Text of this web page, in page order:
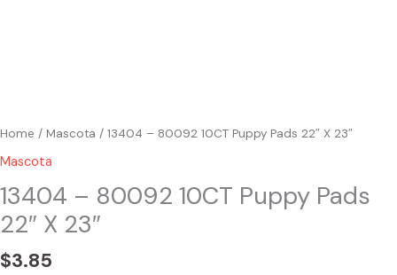
Home / Mascota / 13404 – 80092 10CT Puppy Pads 22″ X 23″
Mascota
13404 – 80092 10CT Puppy Pads
22″ X 23″
$3.85